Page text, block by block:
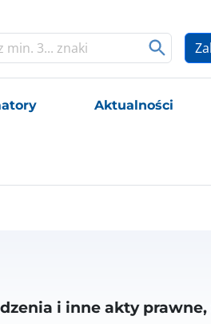
Aktualności
i inne akty prawne,